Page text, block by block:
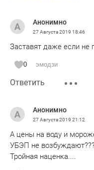
Анонимно
27 Августа 2019 18:46
Заставят даже если не
0 эмодзи
Ответить
Анонимно
27 Августа 2019 21:12
А цены на воду и
УБЭП не
Тройная наценка....